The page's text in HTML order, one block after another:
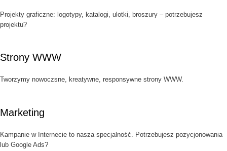
Projekty graficzne: logotypy, katalogi, ulotki, broszury – potrzebujesz
projektu?
Strony WWW
Tworzymy nowoczsne, kreatywne, responsywne strony WWW.
Marketing
Kampanie w Internecie to nasza specjalność. Potrzebujesz pozycjonowania
lub Google Ads?